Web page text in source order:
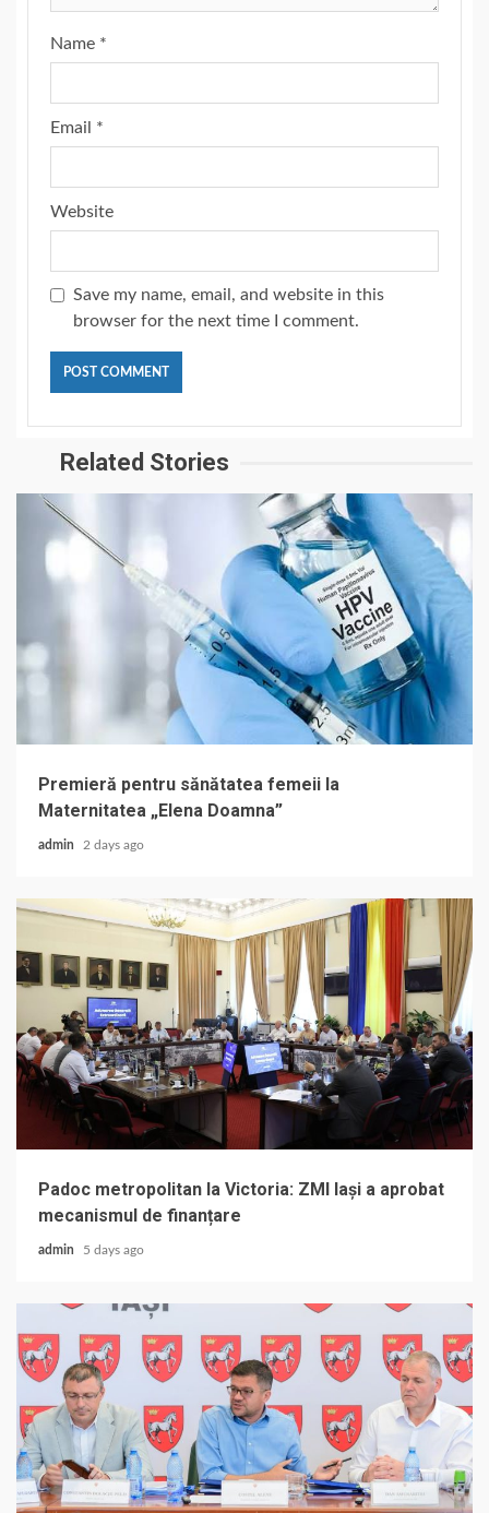
Name *
Email *
Website
Save my name, email, and website in this
browser for the next time I comment.
Related Stories
Premieră pentru sănătatea femeii la
Maternitatea „Elena Doamna”
admin 2 days ago
Padoc metropolitan la Victoria: ZMI Iași a aprobat
mecanismul de finanțare
admin 5 days ago